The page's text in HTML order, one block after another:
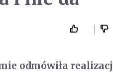
odmówiła